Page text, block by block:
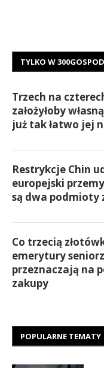
TYLKO W
Trzech na
założyłoby
już tak łatwo jej
Restrykcje Chin
europejski
są dwa podmioty
Co trzecią
emerytury
przeznaczają na
zakupy
POPULARNE TEMATY